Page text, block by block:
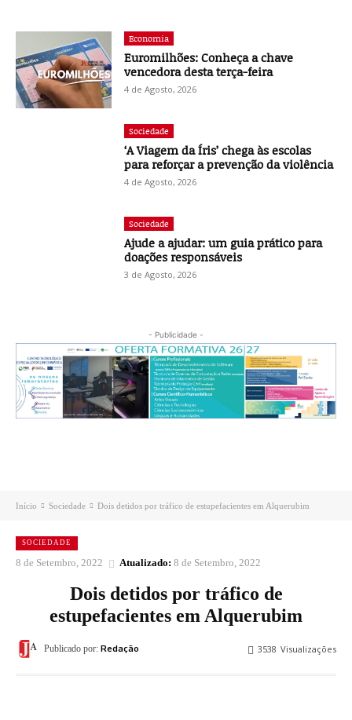
Economia
Euromilhões: Conheça a chave
vencedora desta terça-feira
4 de Agosto, 2026
Sociedade
‘A Viagem da Íris’ chega às escolas
para reforçar a prevenção da violência
4 de Agosto, 2026
Sociedade
Ajude a ajudar: um guia prático para
doações responsáveis
3 de Agosto, 2026
- Publicidade -